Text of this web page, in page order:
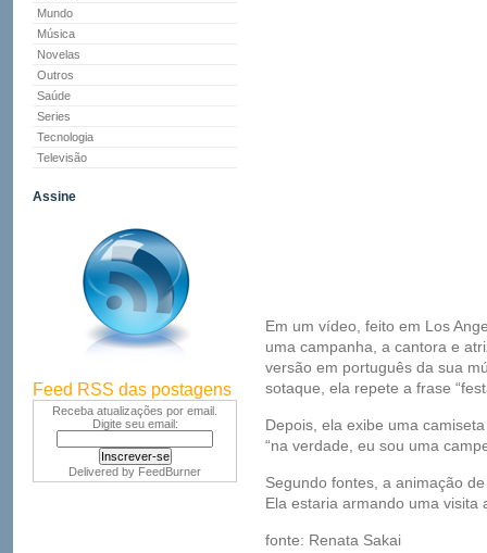
Mundo
Música
Novelas
Outros
Saúde
Series
Tecnologia
Televisão
Assine
Feed RSS das postagens
Receba atualizações por email.
Digite seu email:
Delivered by FeedBurner
Em um vídeo, feito em Los
uma campanha, a cantora e
versão em português da sua
sotaque, ela repete a frase
Depois, ela exibe uma
“na verdade, eu sou uma
Segundo fontes, a animação
Ela estaria armando uma
fonte: Renata Sakai